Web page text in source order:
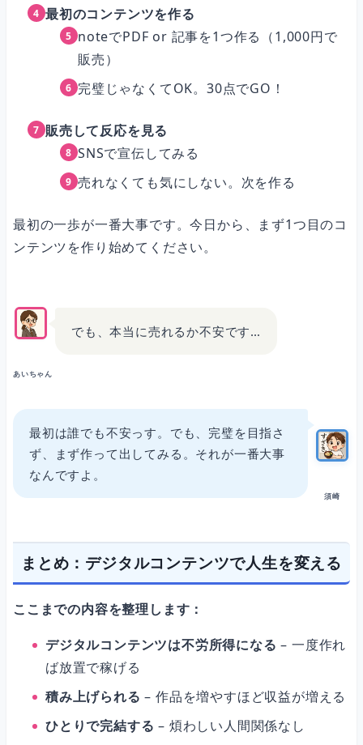
最初のコンテンツを作る
noteでPDF or 記事を1つ作る（1,000円で
販売）
完璧じゃなくてOK。30点でGO！
販売して反応を見る
SNSで宣伝してみる
売れなくても気にしない。次を作る
最初の一歩が一番大事です。今日から、まず1つ目のコ
ンテンツを作り始めてください。
あいちゃん
でも、本当に売れるか不安です…
須崎
最初は誰でも不安っす。でも、完璧を目指さ
ず、まず作って出してみる。それが一番大事
なんですよ。
まとめ：デジタルコンテンツで人生を変える
ここまでの内容を整理します：
デジタルコンテンツは不労所得になる – 一度作れ
ば放置で稼げる
積み上げられる – 作品を増やすほど収益が増える
ひとりで完結する – 煩わしい人間関係なし